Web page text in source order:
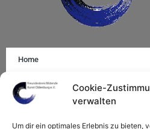
Cookie-
verwalten
Um dir ein optimales Erlebnis zu bieten,
Home
Impressum